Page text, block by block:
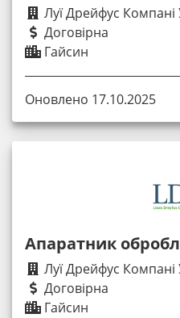
Луї Дрейфус Компані
Договірна
Гайсин
Оновлено 17.10.2025
Апаратник
Луї Дрейфус Компані
Договірна
Гайсин